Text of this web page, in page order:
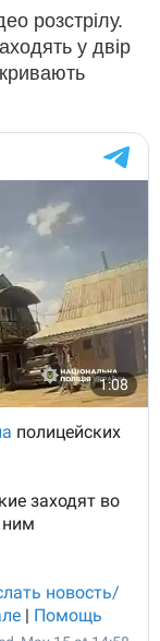
розстрілу.
у двір